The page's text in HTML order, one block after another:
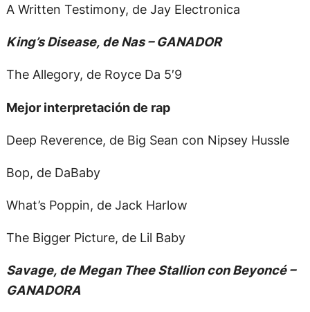
A Written Testimony, de Jay Electronica
King’s Disease, de Nas – GANADOR
The Allegory, de Royce Da 5′9
Mejor interpretación de rap
Deep Reverence, de Big Sean con Nipsey Hussle
Bop, de DaBaby
What’s Poppin, de Jack Harlow
The Bigger Picture, de Lil Baby
Savage, de Megan Thee Stallion con Beyoncé –
GANADORA